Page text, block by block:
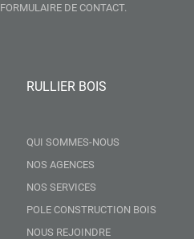
FORMULAIRE DE CONTACT.
RULLIER BOIS
QUI SOMMES-NOUS
NOS AGENCES
NOS SERVICES
POLE CONSTRUCTION BOIS
NOUS REJOINDRE